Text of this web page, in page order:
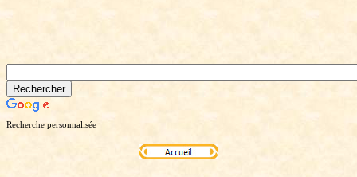
Recherche personnalisée